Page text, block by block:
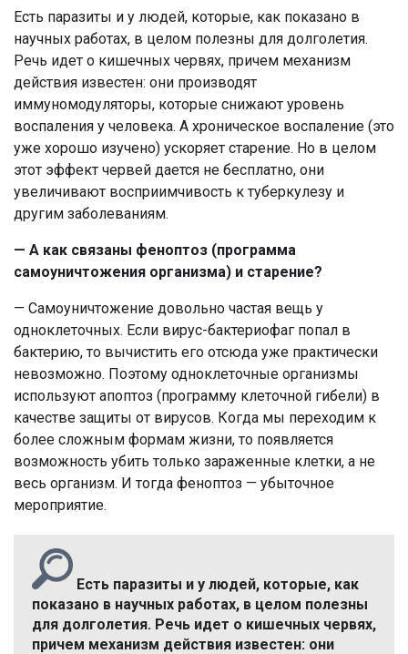
Есть паразиты и у людей, которые, как показано в
научных работах, в целом полезны для долголетия.
Речь идет о кишечных червях, причем механизм
действия известен: они производят
иммуномодуляторы, которые снижают уровень
воспаления у человека. А хроническое воспаление (это
уже хорошо изучено) ускоряет старение. Но в целом
этот эффект червей дается не бесплатно, они
увеличивают восприимчивость к туберкулезу и
другим заболеваниям.
— А как связаны феноптоз (программа
самоуничтожения организма) и старение?
— Самоуничтожение довольно частая вещь у
одноклеточных. Если вирус-бактериофаг попал в
бактерию, то вычистить его отсюда уже практически
невозможно. Поэтому одноклеточные организмы
используют апоптоз (программу клеточной гибели) в
качестве защиты от вирусов. Когда мы переходим к
более сложным формам жизни, то появляется
возможность убить только зараженные клетки, а не
весь организм. И тогда феноптоз — убыточное
мероприятие.
Есть паразиты и у людей, которые, как
показано в научных работах, в целом полезны
для долголетия. Речь идет о кишечных червях,
причем механизм действия известен: они